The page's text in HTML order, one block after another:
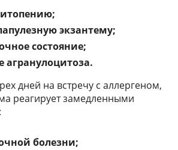
экзантему;
состояние;
агранулоцитоза.
дней на встречу с аллергеном,
реагирует замедленными
болезни;